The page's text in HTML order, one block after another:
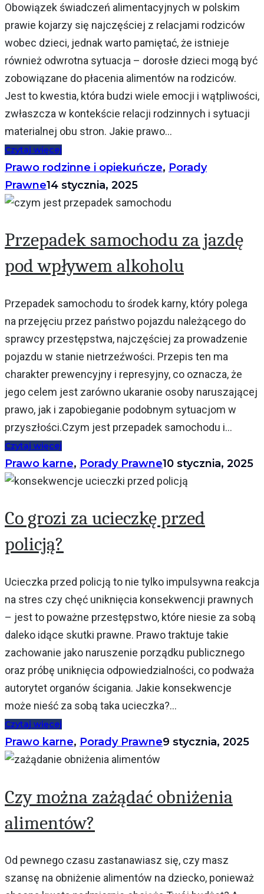
Obowiązek świadczeń alimentacyjnych w polskim
prawie kojarzy się najczęściej z relacjami rodziców
wobec dzieci, jednak warto pamiętać, że istnieje
również odwrotna sytuacja – dorosłe dzieci mogą być
zobowiązane do płacenia alimentów na rodziców.
Jest to kwestia, która budzi wiele emocji i wątpliwości,
zwłaszcza w kontekście relacji rodzinnych i sytuacji
materialnej obu stron. Jakie prawo...
Czytaj więcej
Prawo rodzinne i opiekuńcze, Porady
Prawne14 stycznia, 2025
Przepadek samochodu za jazdę
pod wpływem alkoholu
Przepadek samochodu to środek karny, który polega
na przejęciu przez państwo pojazdu należącego do
sprawcy przestępstwa, najczęściej za prowadzenie
pojazdu w stanie nietrzeźwości. Przepis ten ma
charakter prewencyjny i represyjny, co oznacza, że
jego celem jest zarówno ukaranie osoby naruszającej
prawo, jak i zapobieganie podobnym sytuacjom w
przyszłości.Czym jest przepadek samochodu i...
Czytaj więcej
Prawo karne, Porady Prawne10 stycznia, 2025
Co grozi za ucieczkę przed
policją?
Ucieczka przed policją to nie tylko impulsywna reakcja
na stres czy chęć uniknięcia konsekwencji prawnych
– jest to poważne przestępstwo, które niesie za sobą
daleko idące skutki prawne. Prawo traktuje takie
zachowanie jako naruszenie porządku publicznego
oraz próbę uniknięcia odpowiedzialności, co podważa
autorytet organów ścigania. Jakie konsekwencje
może nieść za sobą taka ucieczka?...
Czytaj więcej
Prawo karne, Porady Prawne9 stycznia, 2025
Czy można zażądać obniżenia
alimentów?
Od pewnego czasu zastanawiasz się, czy masz
szansę na obniżenie alimentów na dziecko, ponieważ